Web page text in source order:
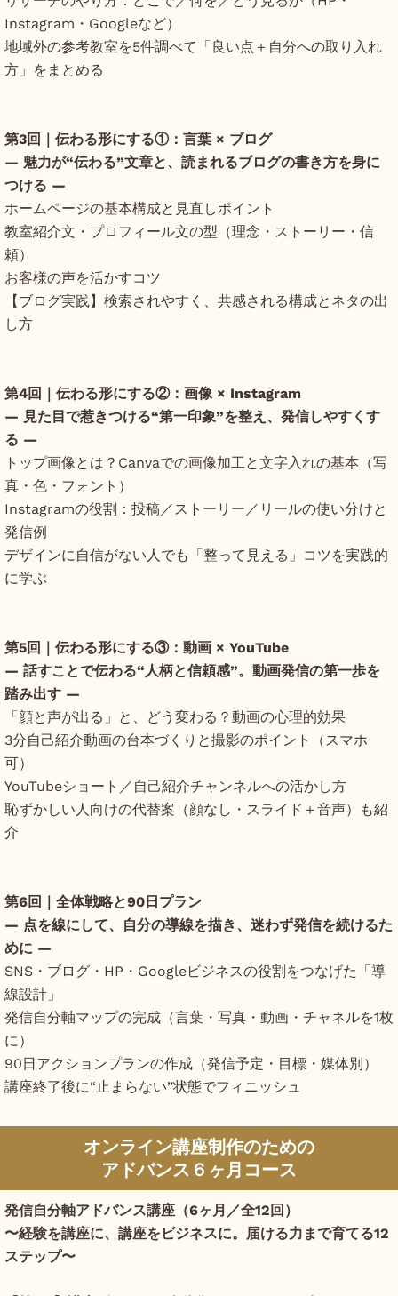
Instagram・Googleなど）
地域外の参考教室を5件調べて「良い点＋自分への取り入れ
方」をまとめる
第3回｜伝わる形にする①：言葉 × ブログ
― 魅力が“伝わる”文章と、読まれるブログの書き方を身に
つける ―
ホームページの基本構成と見直しポイント
教室紹介文・プロフィール文の型（理念・ストーリー・信
頼）
お客様の声を活かすコツ
【ブログ実践】検索されやすく、共感される構成とネタの出
し方
第4回｜伝わる形にする②：画像 × Instagram
― 見た目で惹きつける“第一印象”を整え、発信しやすくす
る ―
トップ画像とは？Canvaでの画像加工と文字入れの基本（写
真・色・フォント）
Instagramの役割：投稿／ストーリー／リールの使い分けと
発信例
デザインに自信がない人でも「整って見える」コツを実践的
に学ぶ
第5回｜伝わる形にする③：動画 × YouTube
― 話すことで伝わる“人柄と信頼感”。動画発信の第一歩を
踏み出す ―
「顔と声が出る」と、どう変わる？動画の心理的効果
3分自己紹介動画の台本づくりと撮影のポイント（スマホ
可）
YouTubeショート／自己紹介チャンネルへの活かし方
恥ずかしい人向けの代替案（顔なし・スライド＋音声）も紹
介
第6回｜全体戦略と90日プラン
― 点を線にして、自分の導線を描き、迷わず発信を続けるた
めに ―
SNS・ブログ・HP・Googleビジネスの役割をつなげた「導
線設計」
発信自分軸マップの完成（言葉・写真・動画・チャネルを1枚
に）
90日アクションプランの作成（発信予定・目標・媒体別）
講座終了後に“止まらない”状態でフィニッシュ
オンライン講座制作のための
アドバンス６ヶ月コース
発信自分軸アドバンス講座（6ヶ月／全12回）
〜経験を講座に、講座をビジネスに。届ける力まで育てる12
ステップ〜